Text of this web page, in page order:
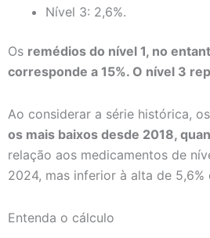
Nível 3: 2,6%.
Os remédios do nível 1, no
corresponde a 15%. O nível 3
Ao considerar a série histórica, os
os mais baixos desde 2018,
relação aos medicamentos de
2024, mas inferior à alta de 5,6%
Entenda o cálculo